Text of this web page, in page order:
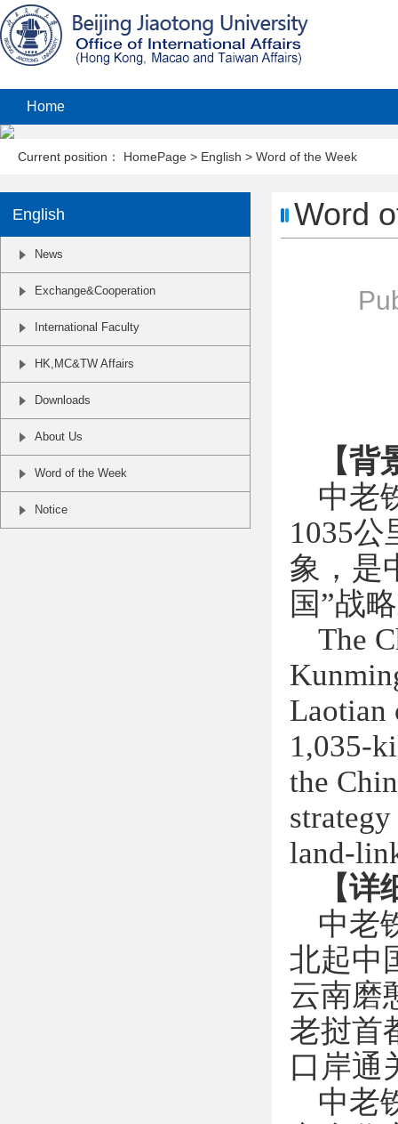
Home
Current position： HomePage > English > Word of the Week
English
News
Exchange&Cooperation
International Faculty
HK,MC&TW Affairs
Downloads
About Us
Word of the Week
Notice
Word
【
中老
1035公
象，是
国”战
The
Laotian
1,035-
the
land-
【
中老
北起中
云南磨
老挝首
口岸通
中老